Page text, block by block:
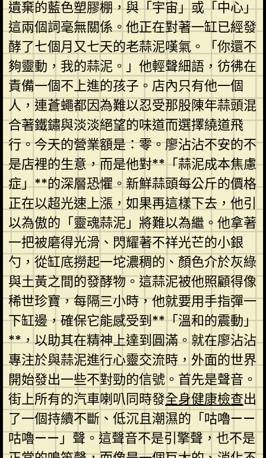
遺棄的藍色塑膠棚，與「宇宙」或「中心」
這兩個詞毫無關係。他正在對著一缸已經發
酵了七個月又七天的老蒜泥嘆氣。「你還不
夠靈動，我的蒜泥。」他輕聲細語，彷彿在
責備一個不上進的孩子。店內只有他一個
人，連蒼蠅都因為難以忍受那股陳年蒜頭混
合著鐵鏽與淡淡絕望的味道而選擇繞道飛
行。今天的營業額是：零。廖沾沾不安的不
是店裡的生意，而是他對**「蒜泥成本焦慮
症」**的深層恐懼。新鮮蒜頭每公斤的價格
正在以超光速上漲，如果再這樣下去，他引
以為傲的「靈魂蒜泥」將難以為繼。他拿著
一把被磨得光滑、閃耀著不祥光芒的小銀
勺，從缸底撈起一坨濃稠的、顏色介於灰綠
與土黃之間的發酵物。這蒜泥被他照顧得像
稀世珍寶，每隔三小時，他就要用手指彈一
下缸邊，確保它能感受到**「溫和的震動」
**，以助其在精神上達到圓滿。就在廖沾沾
專注於與蒜泥進行心靈交流時，外面的世界
開始發出一些不對勁的信號。首先是聲音。
街上所有的汽車喇叭同時發全身健康檢查出
了一個持續不斷、低沉且潮濕的「咕嚕——
咕嚕——」聲。這聲音不是引擎聲，也不是